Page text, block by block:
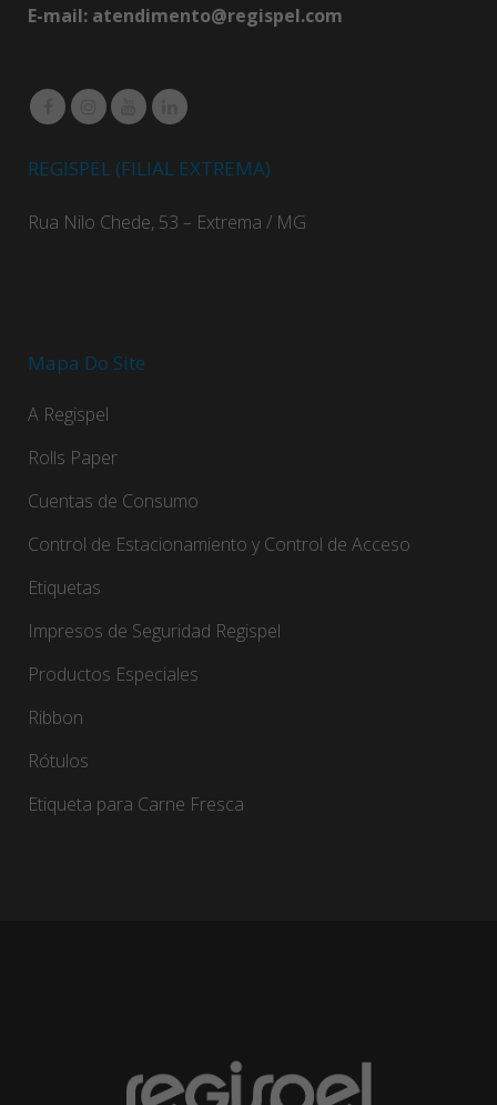
E-mail: atendimento@regispel.com
REGISPEL (FILIAL EXTREMA)
Rua Nilo Chede, 53 – Extrema / MG
Mapa Do Site
A Regispel
Rolls Paper
Cuentas de Consumo
Control de Estacionamiento y Control de Acceso
Etiquetas
Impresos de Seguridad Regispel
Productos Especiales
Ribbon
Rótulos
Etiqueta para Carne Fresca